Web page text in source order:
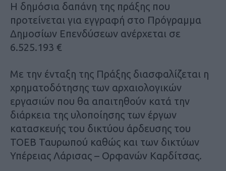
Η δημόσια δαπάνη της πράξης που
προτείνεται για εγγραφή στο Πρόγραμμα
Δημοσίων Επενδύσεων ανέρχεται σε
6.525.193 €
Με την ένταξη της Πράξης διασφαλίζεται η
χρηματοδότησης των αρχαιολογικών
εργασιών που θα απαιτηθούν κατά την
διάρκεια της υλοποίησης των έργων
κατασκευής του δικτύου άρδευσης του
ΤΟΕΒ Ταυρωπού καθώς και των δικτύων
Υπέρειας Λάρισας – Ορφανών Καρδίτσας.